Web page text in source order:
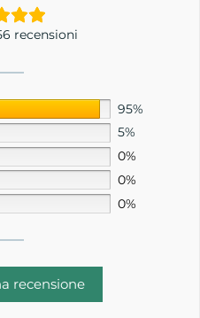
recensioni
95%
5%
0%
0%
0%
recensione